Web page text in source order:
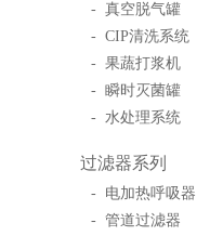
- 真空脱气罐
- CIP清洗系统
- 果蔬打浆机
- 瞬时灭菌罐
- 水处理系统
过滤器系列
- 电加热呼吸器
- 管道过滤器